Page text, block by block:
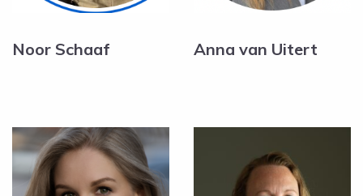
Noor Schaaf Anna van Uitert